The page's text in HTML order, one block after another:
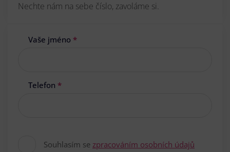
Nechte nám na sebe číslo, zavoláme si.
Vaše jméno *
Telefon *
Souhlasím se zpracováním osobních údajů